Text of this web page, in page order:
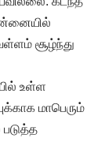
சூழ்ந்து
உள்ள
மாபெரும்